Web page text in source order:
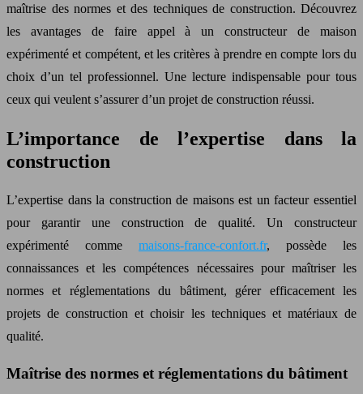
maîtrise des normes et des techniques de construction. Découvrez
les avantages de faire appel à un constructeur de maison
expérimenté et compétent, et les critères à prendre en compte lors du
choix d’un tel professionnel. Une lecture indispensable pour tous
ceux qui veulent s’assurer d’un projet de construction réussi.
L’importance de l’expertise dans la
construction
L’expertise dans la construction de maisons est un facteur essentiel
pour garantir une construction de qualité. Un constructeur
expérimenté comme maisons-france-confort.fr, possède les
connaissances et les compétences nécessaires pour maîtriser les
normes et réglementations du bâtiment, gérer efficacement les
projets de construction et choisir les techniques et matériaux de
qualité.
Maîtrise des normes et réglementations du bâtiment